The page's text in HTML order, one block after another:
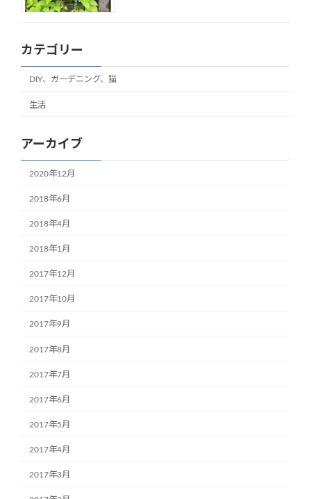
カテゴリー
DIY、ガーデニング、猫
生活
アーカイブ
2020年12月
2018年6月
2018年4月
2018年1月
2017年12月
2017年10月
2017年9月
2017年8月
2017年7月
2017年6月
2017年5月
2017年4月
2017年3月